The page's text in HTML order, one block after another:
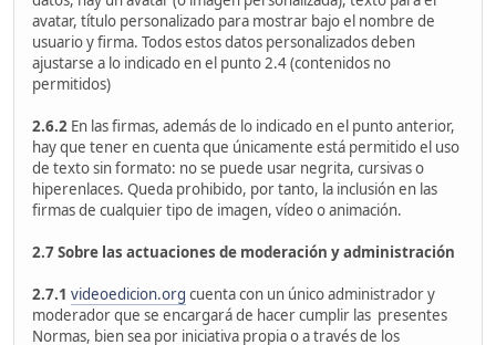
avatar, título personalizado para mostrar bajo el nombre de
usuario y firma. Todos estos datos personalizados deben
ajustarse a lo indicado en el punto 2.4 (contenidos no
permitidos)
2.6.2 En las firmas, además de lo indicado en el punto anterior,
hay que tener en cuenta que únicamente está permitido el uso
de texto sin formato: no se puede usar negrita, cursivas o
hiperenlaces. Queda prohibido, por tanto, la inclusión en las
firmas de cualquier tipo de imagen, vídeo o animación.
2.7 Sobre las actuaciones de moderación y administración
2.7.1 videoedicion.org cuenta con un único administrador y
moderador que se encargará de hacer cumplir las presentes
Normas, bien sea por iniciativa propia o a través de los